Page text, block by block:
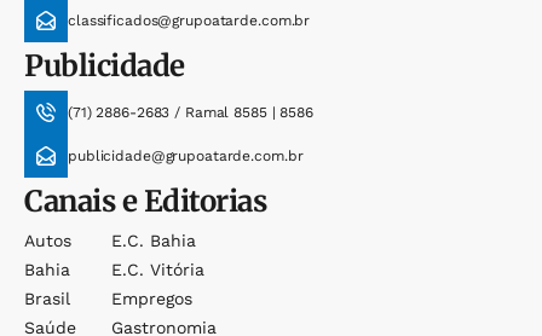
classificados@grupoatarde.com.br
Publicidade
(71) 2886-2683 / Ramal 8585 | 8586
publicidade@grupoatarde.com.br
Canais e Editorias
Autos
Bahia
Brasil
Saúde
E.c. Bahia
E.c. Vitória
Empregos
Gastronomia